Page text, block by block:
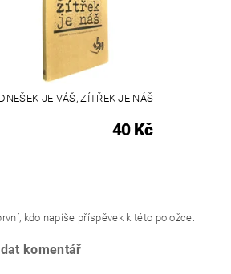
DNEŠEK JE VÁŠ, ZÍTŘEK JE NÁŠ
40 Kč
kdo napíše příspěvek k této položce.
komentář